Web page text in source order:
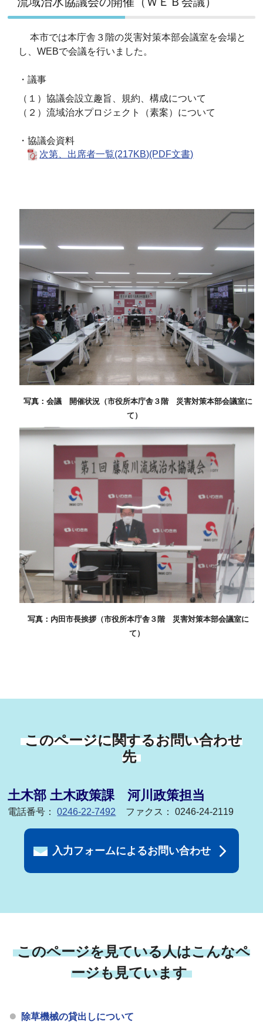
本市では本庁舎３階の災害対策本部会議室を会場と
し、WEBで会議を行いました。
・議事
（１）協議会設立趣旨、規約、構成について
（２）流域治水プロジェクト（素案）について
・協議会資料
次第、出席者一覧(217KB)(PDF文書)
写真：会議 開催状況（市役所本庁舎３階 災害対策本部会議室に
て）
写真：内田市長挨拶（市役所本庁舎３階 災害対策本部会議室に
て）
このページに関するお問い合わせ
先
土木部 土木政策課 河川政策担当
電話番号：0246-22-7492 ファクス： 0246-24-2119
入力フォームによるお問い合わせ
このページを見ている人はこんなペ
ージも見ています
除草機械の貸出しについて